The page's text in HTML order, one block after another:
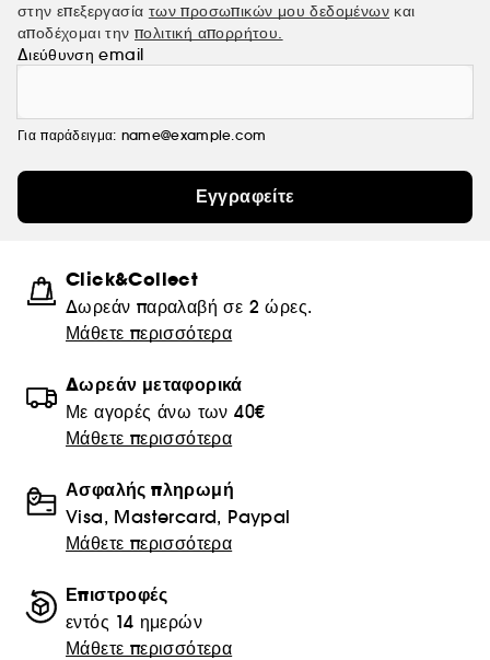
στην επεξεργασία των προσωπικών μου δεδομένων και
αποδέχομαι την πολιτική απορρήτου.
Διεύθυνση email
Για παράδειγμα: name@example.com
Εγγραφείτε
Click&Collect
Δωρεάν παραλαβή σε 2 ώρες.
Μάθετε περισσότερα
Δωρεάν μεταφορικά
Με αγορές άνω των 40€
Μάθετε περισσότερα
Ασφαλής πληρωμή
Visa, Mastercard, Paypal
Μάθετε περισσότερα
Επιστροφές
εντός 14 ημερών
Μάθετε περισσότερα